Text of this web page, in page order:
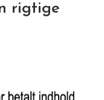
rigtige